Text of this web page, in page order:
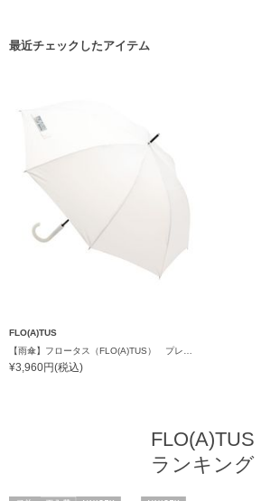
最近チェックしたアイテム
FLO(A)TUS
¥3,960円(税込)
FLO(A)TUS
ランキング